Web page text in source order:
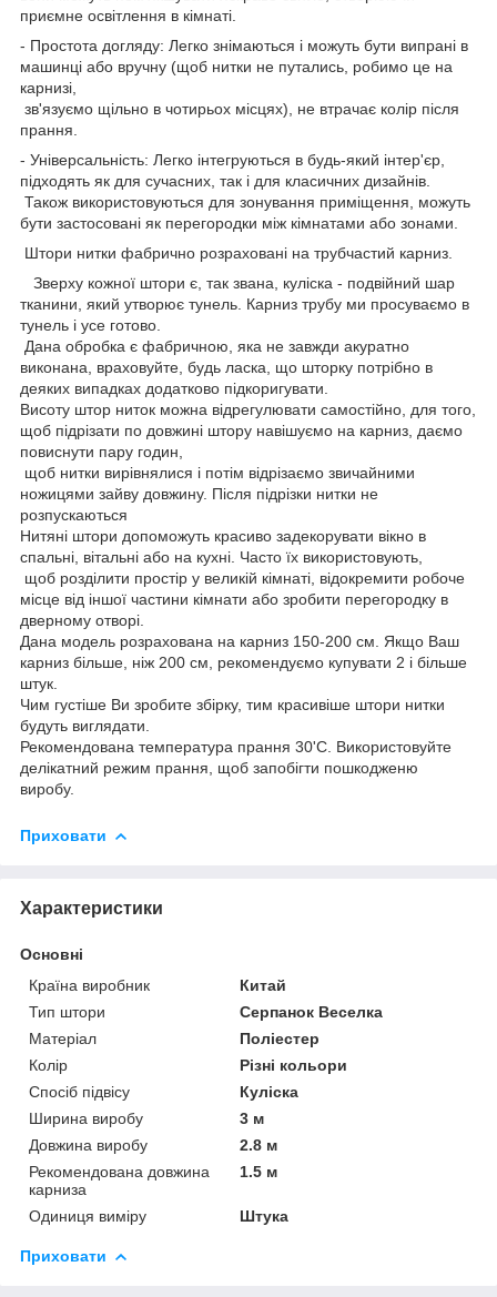
приємне освітлення в кімнаті.
- Простота догляду: Легко знімаються і можуть бути випрані в
машинці або вручну (щоб нитки не путались, робимо це на
карнизі,
зв'язуємо щільно в чотирьох місцях), не втрачає колір після
прання.
- Універсальність: Легко інтегруються в будь-який інтер'єр,
підходять як для сучасних, так і для класичних дизайнів.
Також використовуються для зонування приміщення, можуть
бути застосовані як перегородки між кімнатами або зонами.
Штори нитки фабрично розраховані на трубчастий карниз.
Зверху кожної штори є, так звана, куліска - подвійний шар
тканини, який утворює тунель. Карниз трубу ми просуваємо в
тунель і усе готово.
Дана обробка є фабричною, яка не завжди акуратно
виконана, враховуйте, будь ласка, що шторку потрібно в
деяких випадках додатково підкоригувати.
Висоту штор ниток можна відрегулювати самостійно, для того,
щоб підрізати по довжині штору навішуємо на карниз, даємо
повиснути пару годин,
щоб нитки вирівнялися і потім відрізаємо звичайними
ножицями зайву довжину. Після підрізки нитки не
розпускаються
Нитяні штори допоможуть красиво задекорувати вікно в
спальні, вітальні або на кухні. Часто їх використовують,
щоб розділити простір у великій кімнаті, відокремити робоче
місце від іншої частини кімнати або зробити перегородку в
дверному отворі.
Дана модель розрахована на карниз 150-200 см. Якщо Ваш
карниз більше, ніж 200 см, рекомендуємо купувати 2 і більше
штук.
Чим густіше Ви зробите збірку, тим красивіше штори нитки
будуть виглядати.
Рекомендована температура прання 30'С. Використовуйте
делікатний режим прання, щоб запобігти пошкодженю
виробу.
Приховати
Характеристики
Основні
Країна виробник
Китай
Тип штори
Серпанок Веселка
Матеріал
Поліестер
Колір
Різні кольори
Спосіб підвісу
Куліска
Ширина виробу
3 м
Довжина виробу
2.8 м
Рекомендована довжина
карниза
1.5 м
Одиниця виміру Штука
Приховати